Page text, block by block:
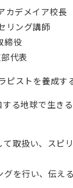
デメイア校長
リング講師
締役
代表
ストを養成す
る地球で生き
取扱い、ス
を行い、伝える